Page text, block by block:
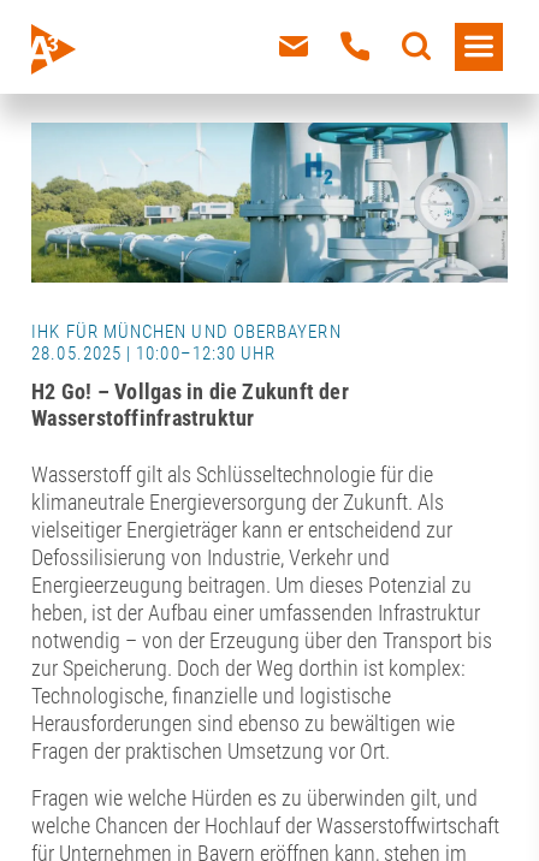
IHK FÜR MÜNCHEN UND OBERBAYERN
28.05.2025 | 10:00–12:30 UHR
H2 Go! – Vollgas in die Zukunft der
Wasserstoffinfrastruktur
Wasserstoff gilt als Schlüsseltechnologie für die
klimaneutrale Energieversorgung der Zukunft. Als
vielseitiger Energieträger kann er entscheidend zur
Defossilisierung von Industrie, Verkehr und
Energieerzeugung beitragen. Um dieses Potenzial zu
heben, ist der Aufbau einer umfassenden Infrastruktur
notwendig – von der Erzeugung über den Transport bis
zur Speicherung. Doch der Weg dorthin ist komplex:
Technologische, finanzielle und logistische
Herausforderungen sind ebenso zu bewältigen wie
Fragen der praktischen Umsetzung vor Ort.
Fragen wie welche Hürden es zu überwinden gilt, und
welche Chancen der Hochlauf der Wasserstoffwirtschaft
für Unternehmen in Bayern eröffnen kann, stehen im